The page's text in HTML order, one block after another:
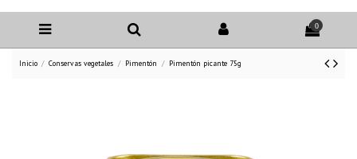
0
Inicio Conservas vegetales Pimentón Pimentón picante 75g